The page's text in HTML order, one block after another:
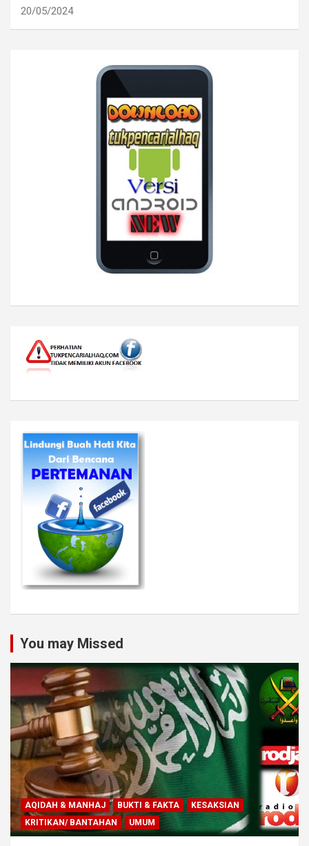
20/05/2024
You may Missed
AQIDAH & MANHAJ BUKTI & FAKTA
KESAKSIAN
KRITIKAN/ BANTAHAN
UMUM